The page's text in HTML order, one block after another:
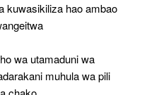
kuwasikiliza hao ambao
wa utamaduni wa
muhula wa pili